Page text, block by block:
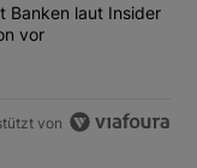
bereitet
Banken laut Insider
vor
von